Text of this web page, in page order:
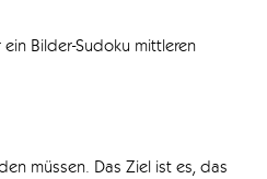
Bilder-Sudoku mittleren
müssen. Das Ziel ist es, das